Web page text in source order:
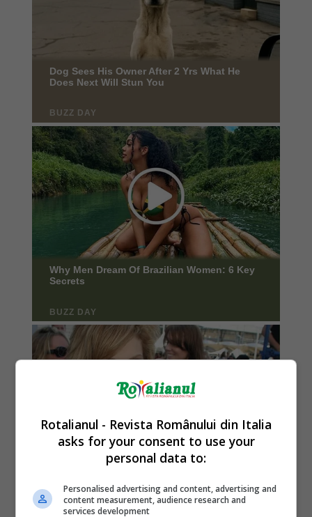
Rotalianul - Revista Românului din Italia
asks for your consent to use your
personal data to:
Personalised advertising and content, advertising and
content measurement, audience research and
services development